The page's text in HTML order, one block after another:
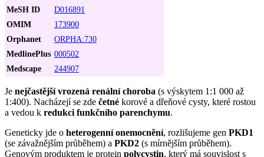
MeSH ID
D016891
OMIM
173900
Orphanet
ORPHA:730
MedlinePlus 000502
Medscape
244907
Je nejčastější vrozená renální choroba (s výskytem 1:1 000 až
1:400). Nacházejí se zde četné korové a dřeňové cysty, které rostou
a vedou k redukci funkčního parenchymu.
Geneticky jde o heterogenní onemocnění, rozlišujeme gen PKD1
(se závažnějším průběhem) a PKD2 (s mírnějším průběhem).
Genovým produktem je protein polycystin, který má souvislost s